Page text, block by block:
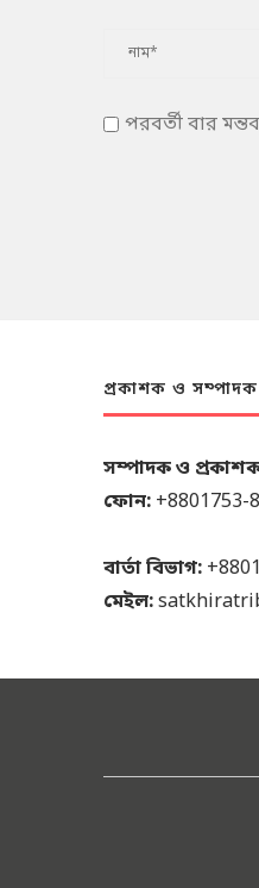
পরবর্তী বার
প্রকাশক ও সম্পাদক
সম্পাদক ও
ফোন: +8801753-
বার্তা বিভাগ:
মেইল: